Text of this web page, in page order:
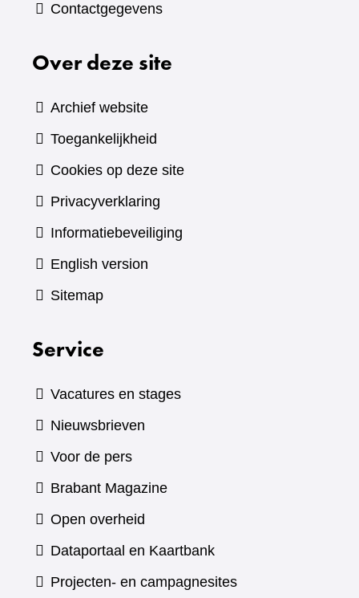
Contactgegevens
Over deze site
Archief website
Toegankelijkheid
Cookies op deze site
Privacyverklaring
Informatiebeveiliging
English version
Sitemap
Service
Vacatures en stages
Nieuwsbrieven
Voor de pers
Brabant Magazine(verwijst
andere
website)
Open overheid
Dataportaal en Kaartbank(verwijst
naar
Projecten- en campagnesites